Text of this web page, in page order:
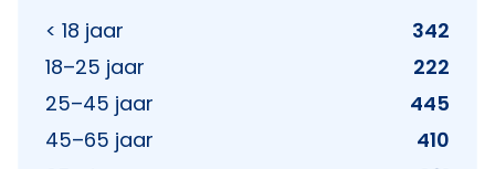
< 18 jaar
342
18–25 jaar
222
25–45 jaar
445
45–65 jaar
410